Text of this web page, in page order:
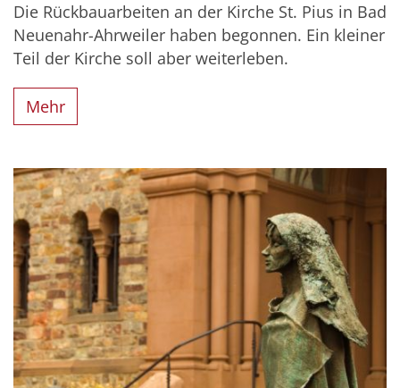
Die Rückbauarbeiten an der Kirche St. Pius in Bad
Neuenahr-Ahrweiler haben begonnen. Ein kleiner
Teil der Kirche soll aber weiterleben.
Mehr